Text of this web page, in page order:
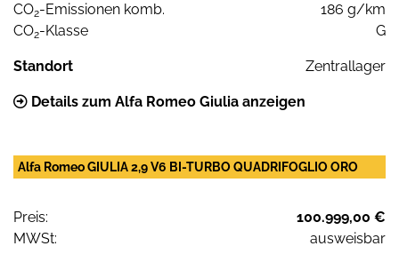
CO2-Emissionen komb.
186 g/km
CO2-Klasse G
Standort Zentrallager
Details zum Alfa Romeo Giulia anzeigen
Alfa Romeo GIULIA 2,9 V6 BI-TURBO QUADRIFOGLIO ORO
Preis:
100.999,00 €
MWSt:
ausweisbar